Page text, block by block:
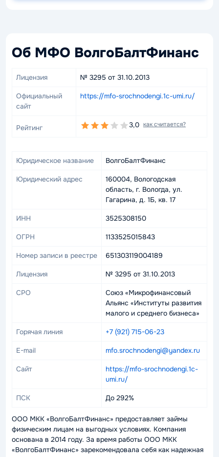
Об МФО ВолгоБалтФинанс
Лицензия № 3295 от 31.10.2013
Официальный
сайт
https://mfo-srochnodengi.1c-umi.ru/
Рейтинг 3,0 как считается?
Юридическое название ВолгоБалтФинанс
Юридический адрес
160004, Вологодская
область, г. Вологда, ул.
Гагарина, д. 1Б, кв. 17
ИНН 3525308150
ОГРН 1133525015843
Номер записи в реестре 651303119004189
Лицензия № 3295 от 31.10.2013
СРО
Союз «Микрофинансовый
Альянс «Институты развития
малого и среднего бизнеса»
Горячая линия +7 (921) 715-06-23
E-mail mfo.srochnodengi@yandex.ru
Сайт
https://mfo-srochnodengi.1c-
umi.ru/
ПСК До 292%
ООО МКК «ВолгоБалтФинанс» предоставляет займы
физическим лицам на выгодных условиях. Компания
основана в 2014 году. За время работы ООО МКК
«ВолгоБалтФинанс» зарекомендовала себя как надежная